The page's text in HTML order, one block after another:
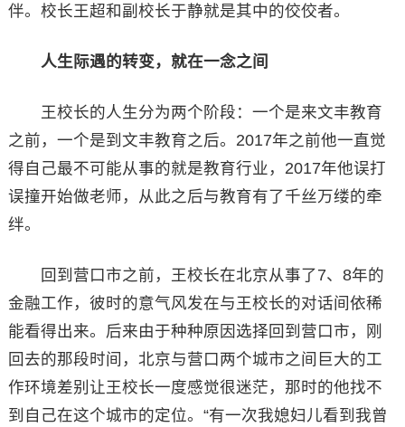
伴。校长王超和副校长于静就是其中的佼佼者。
人生际遇的转变，就在一念之间
王校长的人生分为两个阶段：一个是来文丰教育
之前，一个是到文丰教育之后。2017年之前他一直觉
得自己最不可能从事的就是教育行业，2017年他误打
误撞开始做老师，从此之后与教育有了千丝万缕的牵
绊。
回到营口市之前，王校长在北京从事了7、8年的
金融工作，彼时的意气风发在与王校长的对话间依稀
能看得出来。后来由于种种原因选择回到营口市，刚
回去的那段时间，北京与营口两个城市之间巨大的工
作环境差别让王校长一度感觉很迷茫，那时的他找不
到自己在这个城市的定位。“有一次我媳妇儿看到我曾